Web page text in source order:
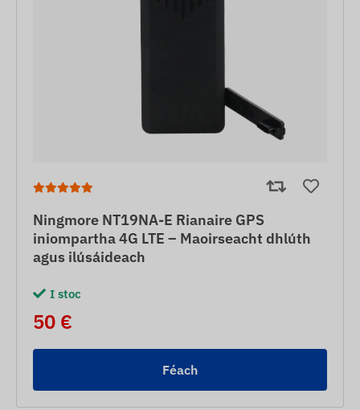
Ningmore NT19NA-E Rianaire GPS
iniompartha 4G LTE – Maoirseacht dhlúth
agus ilúsáideach
I stoc
50 €
Féach